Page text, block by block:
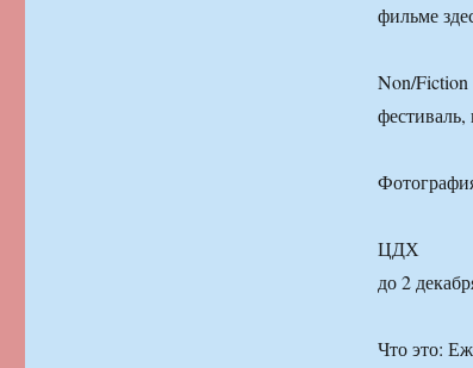
фильме
Non/Fiction
фестиваль,
ЦДХ
до 2
Что это: